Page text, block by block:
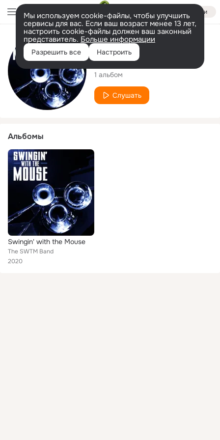
Войти
Мы используем cookie-файлы, чтобы улучшить
сервисы для вас. Если ваш возраст менее 13 лет,
настроить cookie-файлы должен ваш законный
представитель. Больше информации
Разрешить все Настроить
Исполнитель
The SWTM Band
1 альбом
Слушать
Альбомы
Swingin' with the Mouse
The SWTM Band
2020